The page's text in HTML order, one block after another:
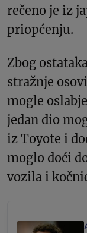
rečeno je iz
priopćenju.
Zbog
stražnje
mogle
jedan dio
iz Toyote i
moglo doći
vozila i